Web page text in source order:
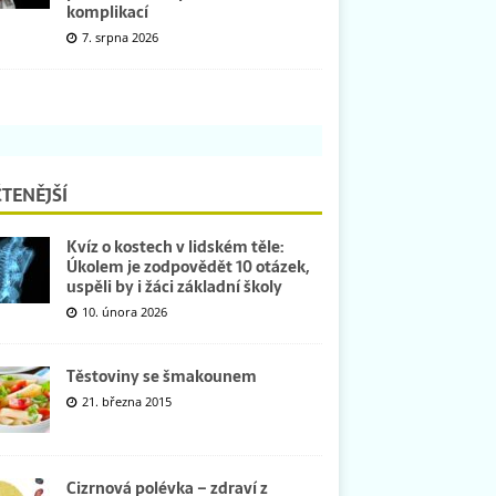
komplikací
7. srpna 2026
Kvíz o kostech v lidském těle:
Úkolem je zodpovědět 10 otázek,
uspěli by i žáci základní školy
10. února 2026
Těstoviny se šmakounem
21. března 2015
Cizrnová polévka – zdraví z